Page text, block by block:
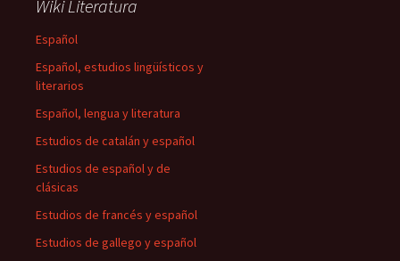
Wiki Literatura
Español
Español, estudios lingüísticos y
literarios
Español, lengua y literatura
Estudios de catalán y español
Estudios de español y de
clásicas
Estudios de francés y español
Estudios de gallego y español